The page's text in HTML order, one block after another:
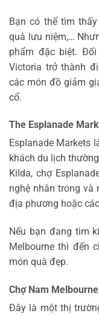
Bạn có thể tìm
quà lưu niệm,…
phẩm đặc biệt.
Victoria trở thành
các món đồ giảm
cổ.
The Esplanade
Esplanade Markets
khách du lịch
Kilda, chợ
nghệ nhân trong và
địa phương hoặc
Nếu bạn đang tìm
Melbourne thì đến
món quà đẹp.
Chợ Nam Melbourne
Đây là một thị